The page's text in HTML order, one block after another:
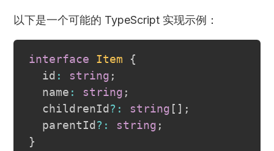
以下是一个可能的 TypeScript 实现示例：
interface Item
{
  id
: string ;
  name
: string ;
  childrenId
? : string [ ] ;
  parentId
? : string ;
}